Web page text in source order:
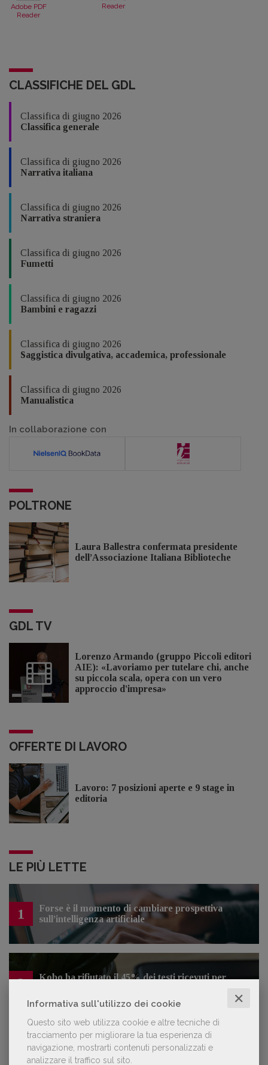
Informativa sull'utilizzo dei cookie ✕
Questo sito web utilizza cookie e altre tecniche di
tracciamento per migliorare la tua esperienza di
navigazione, mostrarti contenuti personalizzati e
analizzare il traffico sul sito.
Adobe PDF
Reader
Reader
CLASSIFICHE DEL GDL
Classifica di giugno 2026
Classifica generale
Classifica di giugno 2026
Narrativa italiana
Classifica di giugno 2026
Narrativa straniera
Classifica di giugno 2026
Fumetti
Classifica di giugno 2026
Bambini e ragazzi
Classifica di giugno 2026
Saggistica divulgativa, accademica, professionale
Classifica di giugno 2026
Manualistica
In collaborazione con
POLTRONE
Laura Ballestra confermata presidente
dell’Associazione Italiana Biblioteche
GDL TV
Lorenzo Armando (gruppo Piccoli editori
AIE): «Lavoriamo per tutelare chi, anche
su piccola scala, opera con un vero
approccio d'impresa»
OFFERTE DI LAVORO
Lavoro: 7 posizioni aperte e 9 stage in
editoria
LE PIÙ LETTE
1
Forse è il momento di cambiare prospettiva
sull’intelligenza artificiale
2
Kobo ha rifiutato il 45% dei testi ricevuti per
«La voce umana? Ha un valore aggiunto
impareggiabile». Simona Musmeci, product
manager ebook e audiolibri